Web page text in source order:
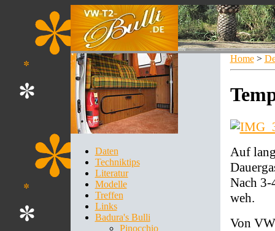
Daten
Techniktips
Literatur
Modelle
Treffen
Links
Badura's Bulli
Pinocchio
Home >
Auf
Nach 3-
weh.
Von